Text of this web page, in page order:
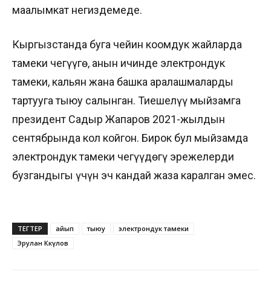
маалымкат негиздемеде.
Кыргызстанда буга чейин коомдук жайларда
тамеки чегүүгө, анын ичинде электрондук
тамеки, кальян жана башка аралашмаларды
тартууга тыюу салынган. Тиешелүү мыйзамга
президент Садыр Жапаров 2021-жылдын
сентябрында кол койгон. Бирок бул мыйзамда
электрондук тамеки чегүүдөгү эрежелерди
бузгандыгы үчүн эч кандай жаза каралган эмес.
ТЕГТЕР айып тыюу
электрондук тамеки
Эрулан Көкүлов